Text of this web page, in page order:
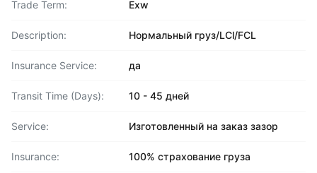
Trade Term: Exw
Description: Нормальный груз/LCl/FCL
Insurance Service: да
Transit Time (Days): 10 - 45 дней
Service: Изготовленный на заказ зазор
Insurance: 100% страхование груза